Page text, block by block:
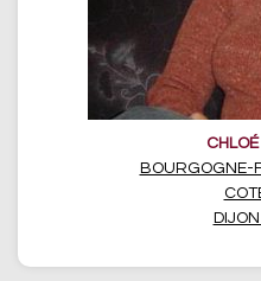
BOURGOGNE-